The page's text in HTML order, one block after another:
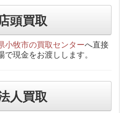
頭買取
小牧市の買取センターへ直接
で現金をお渡しします。
人買取